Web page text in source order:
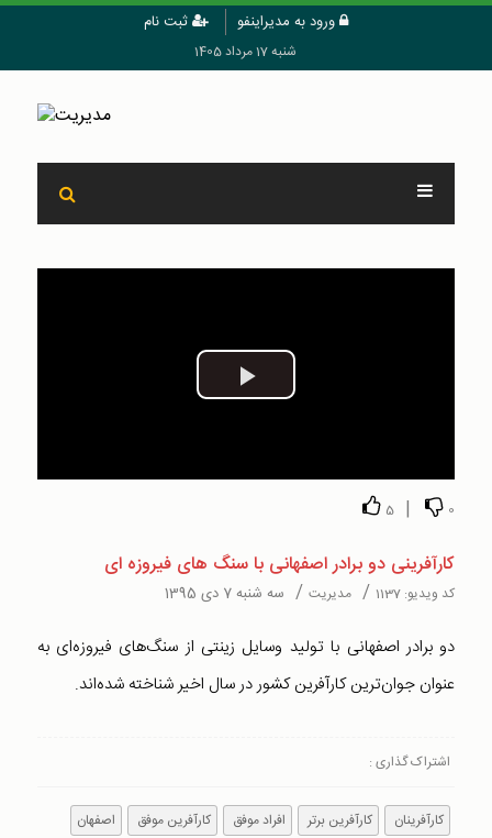
ورود به مدیراینفو ثبت نام
شنبه 17 مرداد 1405
Play
0
|
5
کارآفرینی دو برادر اصفهانی با سنگ های فیروزه ای
کد ویدیو: 1137
/ مدیریت/ سه شنبه 7 دی 1395
دو برادر اصفهانی با تولید وسایل زینتی از سنگ‌های فیروزه‌ای به
عنوان جوان‌ترین کارآفرین کشور در سال اخیر شناخته شده‌اند.
اشتراک گذاری :
کارآفرینان کارآفرین برتر افراد موفق کارآفرین موفق اصفهان